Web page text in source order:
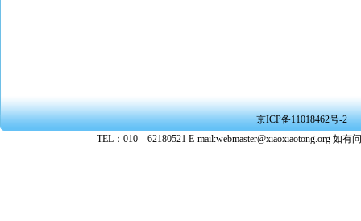
京ICP备11018462号-2
TEL：010—62180521 E-mail:webmaster@xiaoxiaotong.org 如